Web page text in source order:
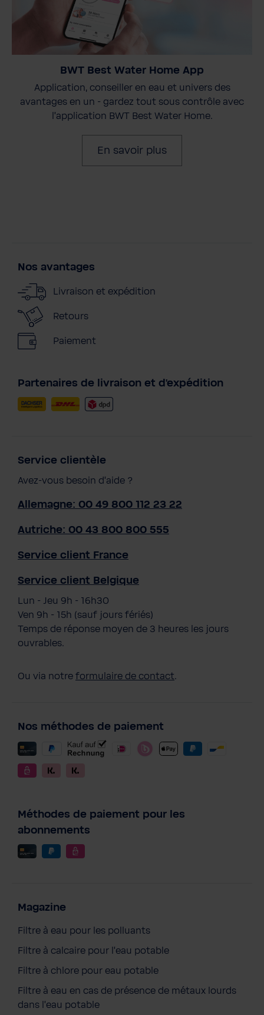
AQA drink Pure 2.0 avec cartouche
filtrante MyAQUA "Perfect taste"
398,00 €
Ajouter au panier
BWT Best Water Home App
Application, conseiller en eau et univers des
avantages en un - gardez tout sous contrôle avec
l'application BWT Best Water Home.
En savoir plus
Nos avantages
Livraison et expédition
Retours
Paiement
Partenaires de livraison et d'expédition
Service clientèle
Avez-vous besoin d'aide ?
Allemagne: 00 49 800 112 23 22
Autriche: 00 43 800 800 555
Service client France
Service client Belgique
Lun - Jeu 9h - 16h30
Ven 9h - 15h (sauf jours fériés)
Temps de réponse moyen de 3 heures les jours
ouvrables.
Ou via notre formulaire de contact.
Nos méthodes de paiement
Méthodes de paiement pour les
abonnements
Magazine
Filtre à eau pour les polluants
Filtre à calcaire pour l'eau potable
Filtre à chlore pour eau potable
Filtre à eau en cas de présence de métaux lourds
dans l'eau potable